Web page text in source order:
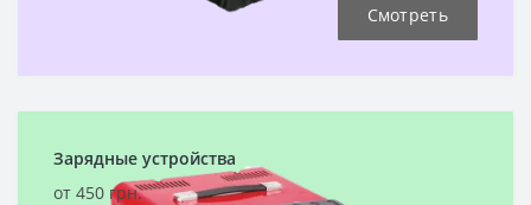
Смотреть
Зарядные устройства
от 450 грн.